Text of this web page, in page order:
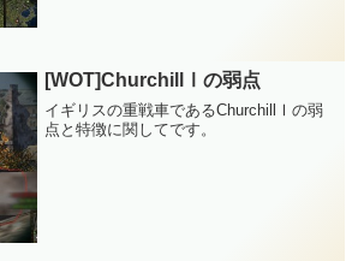
[WOT]ChurchillⅠの弱点
イギリスの重戦車であるChurchillⅠの弱
点と特徴に関してです。